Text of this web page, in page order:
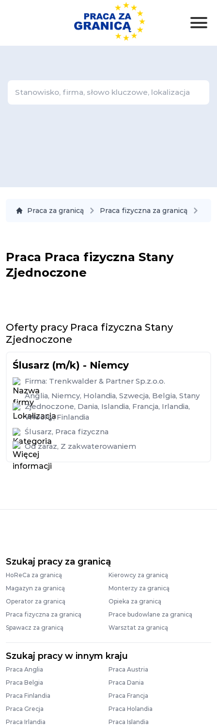
Praca za granicą Praca fizyczna za granicą
Praca Praca fizyczna Stany
Zjednoczone
Oferty pracy Praca fizyczna Stany
Zjednoczone
Ślusarz (m/k) - Niemcy
Firma: Trenkwalder & Partner Sp.z.o.o.
Anglia, Niemcy, Holandia, Szwecja, Belgia, Stany
Zjednoczone, Dania, Islandia, Francja, Irlandia,
Włochy, Finlandia
Ślusarz, Praca fizyczna
Od zaraz, Z zakwaterowaniem
Szukaj pracy za granicą
HoReCa za granicą
Kierowcy za granicą
Magazyn za granicą
Monterzy za granicą
Operator za granicą
Opieka za granicą
Praca fizyczna za granicą
Prace budowlane za granicą
Spawacz za granicą
Warsztat za granicą
Szukaj pracy w innym kraju
Praca Anglia
Praca Austria
Praca Belgia
Praca Dania
Praca Finlandia
Praca Francja
Praca Grecja
Praca Holandia
Praca Irlandia
Praca Islandia